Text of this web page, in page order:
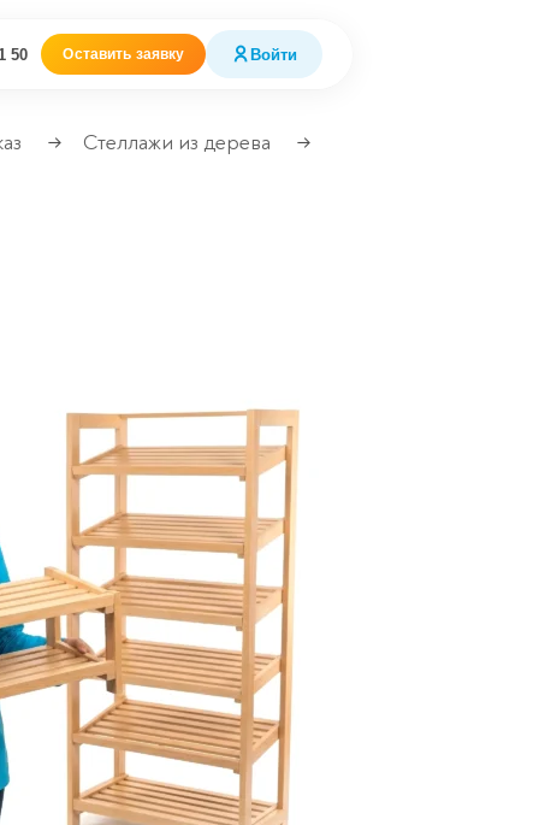
50 Оставить заявку Войти
→ Стеллажи из дерева
→